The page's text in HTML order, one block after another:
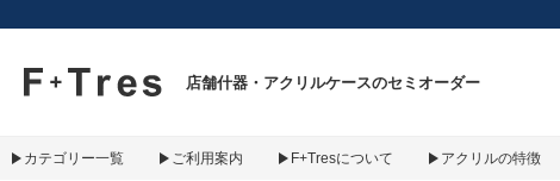
F+Tres｜エフ プラス トレス｜material figure experience
店舗什器・アクリルケースのセミオーダー
カテゴリー一覧 ご利用案内 F+Tresについて アクリルの特徴